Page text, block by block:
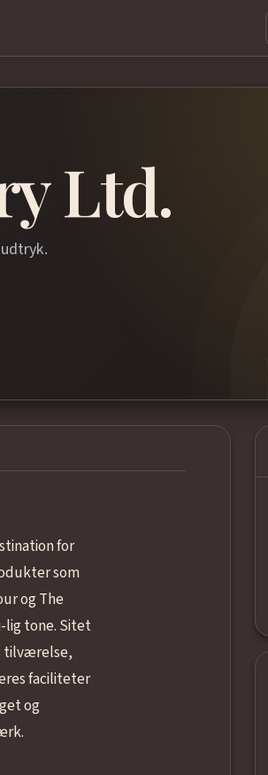
Ltd.
for
som
og The
lig tone. Sitet
tilværelse,
faciliteter
og